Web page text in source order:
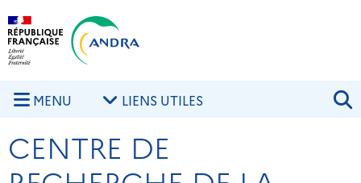
Aller au contenu principal
MENU LIENS UTILES
CENTRE DE